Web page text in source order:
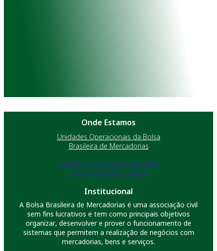
Onde Estamos
Unidades Operacionais da Bolsa
Brasileira de Mercadorias
Unidades Operacionais da Bolsa
Brasileira de Mercadorias
Institucional
A Bolsa Brasileira de Mercadorias é uma associação civil
sem fins lucrativos e tem como principais objetivos
organizar, desenvolver e prover o funcionamento de
sistemas que permitem a realização de negócios com
mercadorias, bens e serviços.